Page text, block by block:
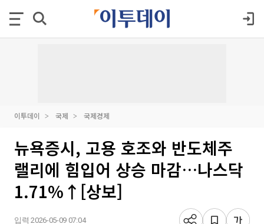
이투데이 국제 국제경제
뉴욕증시, 고용 호조와 반도체주
랠리에 힘입어 상승 마감…나스닥
1.71%↑[상보]
입력 2026-05-09 07:04